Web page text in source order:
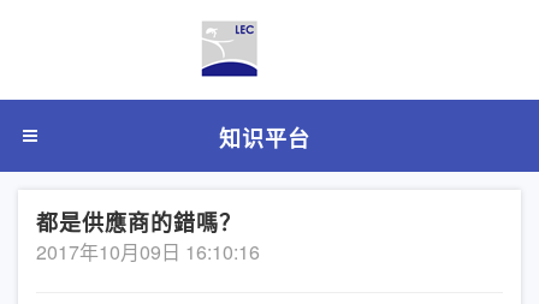
知识平台
都是供應商的錯嗎？
2017年10月09日 16:10:16